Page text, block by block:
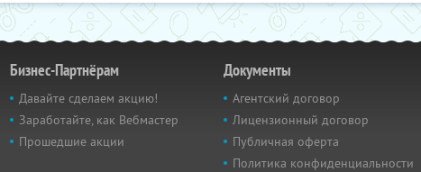
Бизнес-Партнёрам
Давайте сделаем акцию!
Заработайте, как Вебмастер
Прошедшие акции
Документы
Агентский договор
Лицензионный договор
Публичная оферта
Политика конфиденциальности